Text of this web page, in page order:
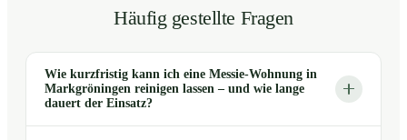
Häufig gestellte Fragen
Wie kurzfristig kann ich eine Messie-Wohnung in
Markgröningen reinigen lassen – und wie lange
dauert der Einsatz?